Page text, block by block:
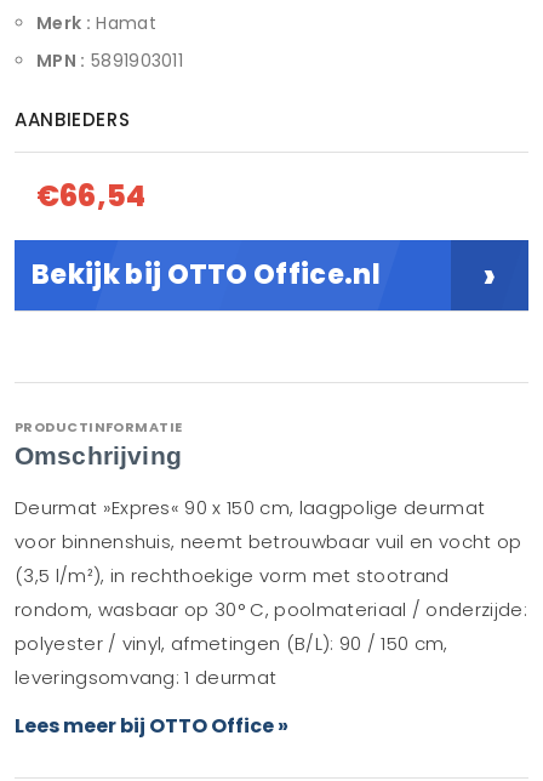
Merk : Hamat
MPN : 5891903011
AANBIEDERS
€66,54
Bekijk bij OTTO Office.nl ›
PRODUCTINFORMATIE
Omschrijving
Deurmat »Expres« 90 x 150 cm, laagpolige deurmat
voor binnenshuis, neemt betrouwbaar vuil en vocht op
(3,5 l/m²), in rechthoekige vorm met stootrand
rondom, wasbaar op 30° C, poolmateriaal / onderzijde:
polyester / vinyl, afmetingen (B/L): 90 / 150 cm,
leveringsomvang: 1 deurmat
Lees meer bij OTTO Office »